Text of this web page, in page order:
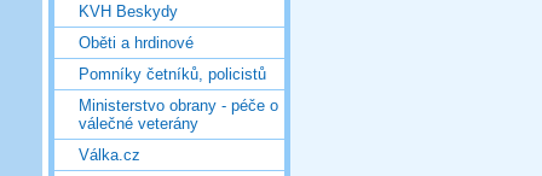
KVH Beskydy
Oběti a hrdinové
Pomníky četníků, policistů
Ministerstvo obrany - péče o
válečné veterány
Válka.cz